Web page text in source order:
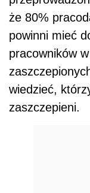
że 80%
powinni mieć
pracowników
wiedzieć,
zaszczepieni.